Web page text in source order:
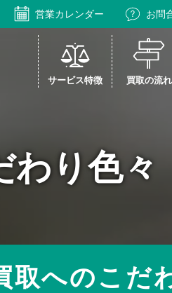
営業カレンダー お問
サービス特徴 買取の流れ
わり色々
取へのこだ